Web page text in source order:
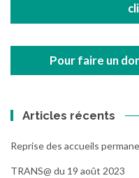
Pour faire un
Articles récents
Reprise des accueils
TRANS@ du 19 août 2023